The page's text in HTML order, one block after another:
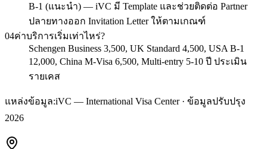
B-1 (แนะนำ) — iVC มี Template และช่วยติดต่อ Partner
ปลายทางออก Invitation Letter ให้ตามเกณฑ์
04ค่าบริการเริ่มเท่าไหร่?
Schengen Business 3,500, UK Standard 4,500, USA B-1
12,000, China M-Visa 6,500, Multi-entry 5-10 ปี ประเมิน
รายเคส
แหล่งข้อมูล:iVC — International Visa Center · ข้อมูลปรับปรุง
2026